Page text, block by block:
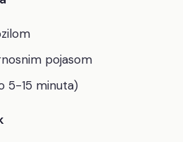
pojasom
5-15 minuta)